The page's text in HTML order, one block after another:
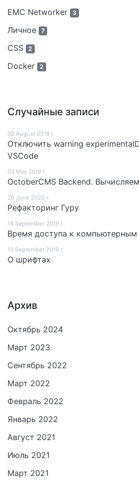
EMC Networker 3
Личное 7
CSS 2
Docker 2
Случайные записи
02 August 2018 г.
Отключить warning
VSCode
03 May 2019 г.
OctoberCMS Backend.
26 June 2020 г.
Рефакторинг Гуру
14 September 2019 г.
Время доступа к компьютерным
13 September 2019 г.
О шрифтах
Архив
Октябрь 2024
Март 2023
Сентябрь 2022
Март 2022
Февраль 2022
Январь 2022
Август 2021
Июль 2021
Март 2021